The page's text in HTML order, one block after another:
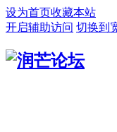
设为首页收藏本站
开启辅助访问 切换到